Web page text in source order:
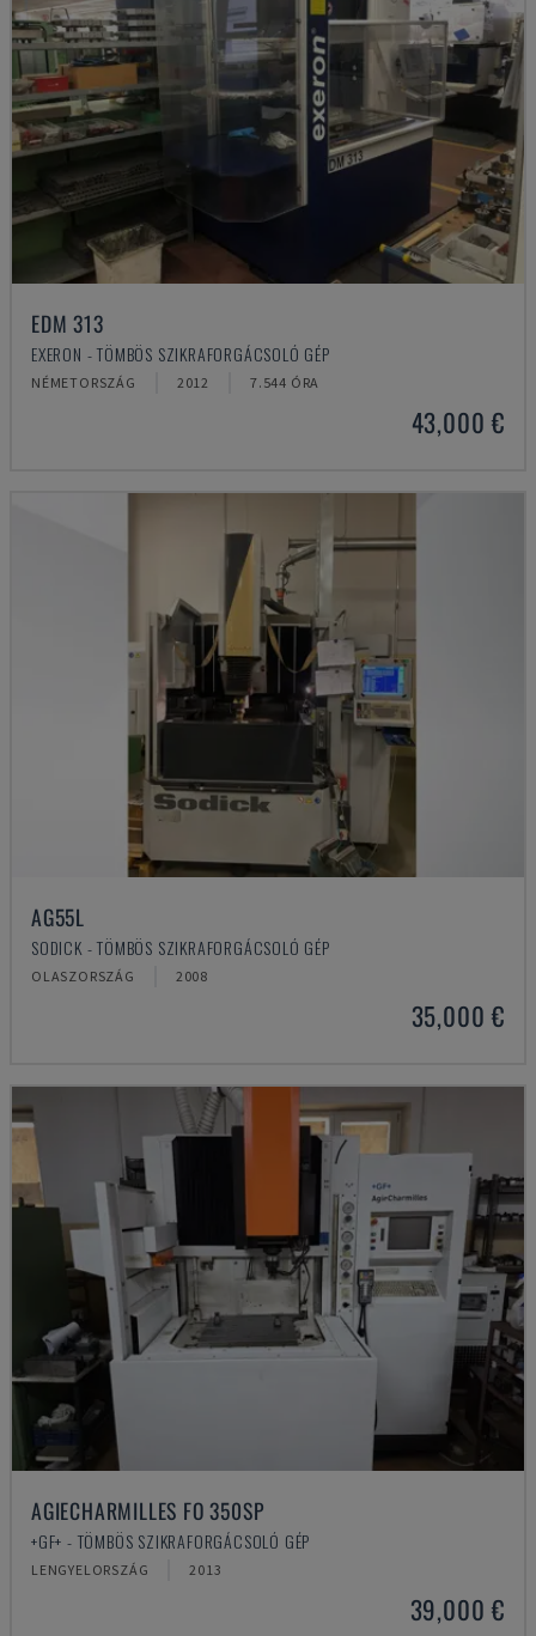
EDM 313
EXERON - TÖMBÖS SZIKRAFORGÁCSOLÓ GÉP
NÉMETORSZÁG 2012 7.544 ÓRA
43,000 €
AG55L
SODICK - TÖMBÖS SZIKRAFORGÁCSOLÓ GÉP
OLASZORSZÁG 2008
35,000 €
AGIECHARMILLES FO 350SP
+GF+ - TÖMBÖS SZIKRAFORGÁCSOLÓ GÉP
LENGYELORSZÁG 2013
39,000 €